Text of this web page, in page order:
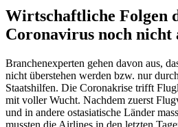
Wirtschaftliche Folgen
Coronavirus noch nicht
Branchenexperten gehen davon aus,
nicht überstehen werden bzw. nur
Staatshilfen. Die Coronakrise trifft
mit voller Wucht. Nachdem zuerst
und in andere ostasiatische Länder
mussten die Airlines in den letzten